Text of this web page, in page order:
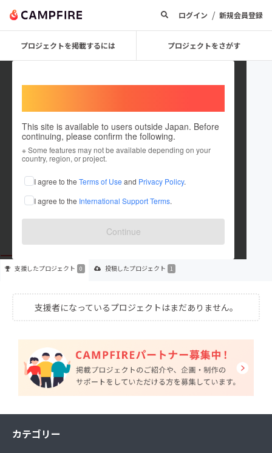
ログイン / 新規会員登録
プロジェクトを掲載するには プロジェクトをさがす
This site is available to users outside Japan. Before
continuing, please confirm the following.
※ Some features may not be available depending on your
country, region, or project.
I agree to the Terms of Use and Privacy Policy.
I agree to the International Support Terms.
Continue
Rea_04
これまでに1件のプロジェクトを投稿しています
在住国：日本 現在地：栃木県
出身国：日本 出身地：未設定
支援したプロジェクト 0 投稿したプロジェクト 1
支援者になっているプロジェクトはまだありません。
カテゴリー